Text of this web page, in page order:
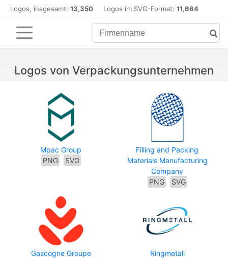
Logos, insgesamt: 13,350 Logos im SVG-Format: 11,664
Logos von Verpackungsunternehmen
Mpac Group
PNG
SVG
Filling and Packing
Materials Manufacturing
Company
PNG
SVG
Gascogne Groupe
Ringmetall